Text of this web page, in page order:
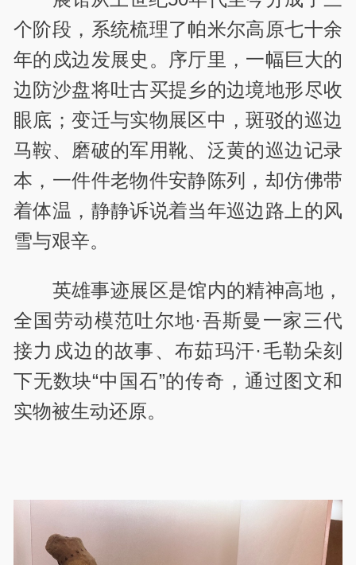
个阶段，系统梳理了帕米尔高原七十余
年的戍边发展史。序厅里，一幅巨大的
边防沙盘将吐古买提乡的边境地形尽收
眼底；变迁与实物展区中，斑驳的巡边
马鞍、磨破的军用靴、泛黄的巡边记录
本，一件件老物件安静陈列，却仿佛带
着体温，静静诉说着当年巡边路上的风
雪与艰辛。
英雄事迹展区是馆内的精神高地，
全国劳动模范吐尔地·吾斯曼一家三代
接力戍边的故事、布茹玛汗·毛勒朵刻
下无数块“中国石”的传奇，通过图文和
实物被生动还原。